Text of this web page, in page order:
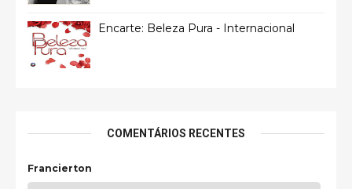
Encarte: Beleza Pura - Internacional
COMENTÁRIOS RECENTES
Francierton